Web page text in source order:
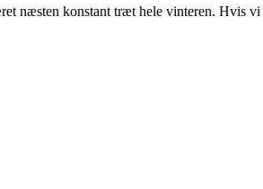
næsten konstant træt hele vinteren. Hvis